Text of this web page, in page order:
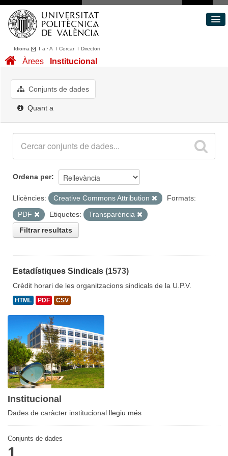
Idioma I a ·A I CercarI Directori
Conjunts de dades
Quant a
Àrees Institucional
Conjunts de dades
Quant a
Ordena per
Llicències: Creative Commons Attribution
Formats:
PDF
Etiquetes:
Transparència
Filtrar resultats
Estadístiques Sindicals (1573)
Crèdit horari de les organitzacions sindicals de la U.P.V.
HTML PDF CSV
Institucional
Dades de caràcter institucional llegiu més
Conjunts de dades
1